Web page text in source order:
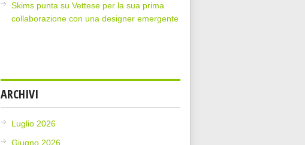
Skims punta su Vettese per la sua prima
collaborazione con una designer emergente
ARCHIVI
Luglio 2026
Giugno 2026